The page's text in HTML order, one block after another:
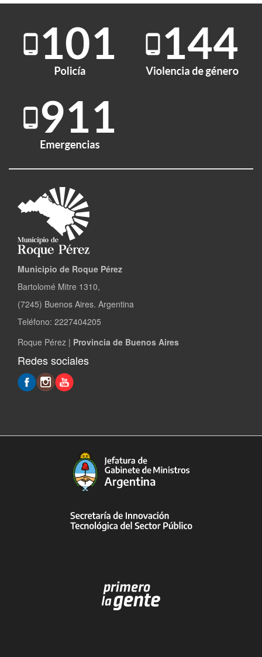
Municipio de Roque Pérez
Bartolomé Mitre 1310,
(7245) Buenos Aires. Argentina
Teléfono: 2227404205
Roque Pérez | Provincia de Buenos Aires
Redes sociales